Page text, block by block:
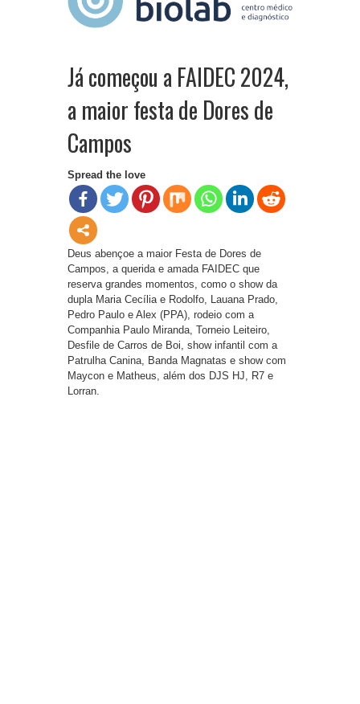
Já começou a FAIDEC 2024,
a maior festa de Dores de
Campos
Spread the love
Deus abençoe a maior Festa de Dores de
Campos, a querida e amada FAIDEC que
reserva grandes momentos, como o show da
dupla Maria Cecília e Rodolfo, Lauana Prado,
Pedro Paulo e Alex (PPA), rodeio com a
Companhia Paulo Miranda, Torneio Leiteiro,
Desfile de Carros de Boi, show infantil com a
Patrulha Canina, Banda Magnatas e show com
Maycon e Matheus, além dos DJS HJ, R7 e
Lorran.